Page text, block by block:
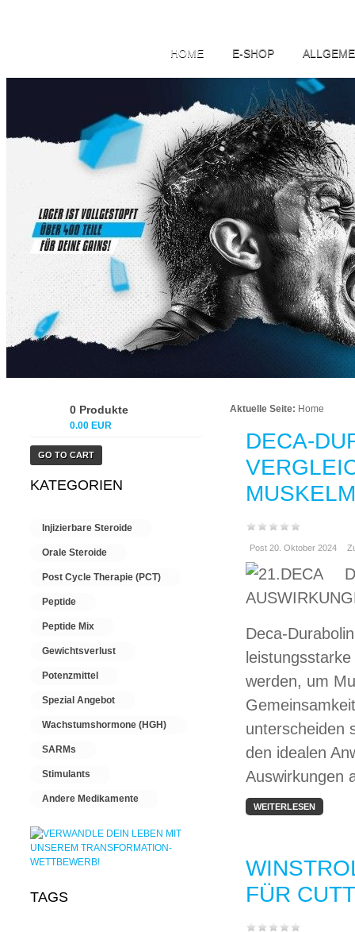
HOME E-SHOP
Aktuelle Seite: Home
DECA-
Post 20. Oktober 2024
Deca-
werden, um
unterscheiden
den idealen
Auswirkungen
WEITERLESEN
FÜR
0 Produkte
0.00 EUR
GO TO CART
KATEGORIEN
Injizierbare Steroide
Orale Steroide
Post Cycle Therapie (PCT)
Peptide
Peptide Mix
Gewichtsverlust
Potenzmittel
Spezial Angebot
Wachstumshormone (HGH)
SARMs
Stimulants
Andere Medikamente
TAGS